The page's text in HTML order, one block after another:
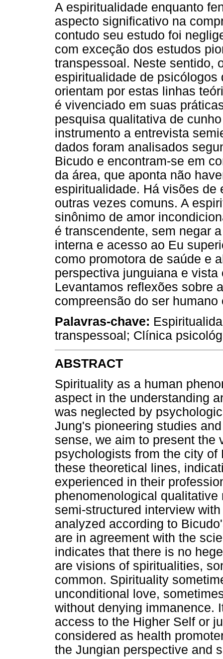
A espiritualidade enquanto
aspecto significativo na
contudo seu estudo foi
com exceção dos estudos
transpessoal. Neste sentido,
espiritualidade de
orientam por estas linhas
é vivenciado em suas
pesquisa qualitativa de
instrumento a entrevista
dados foram analisados
Bicudo e encontram-se em
da área, que aponta não
espiritualidade. Há visões
outras vezes comuns. A
sinônimo de amor
é transcendente, sem negar
interna e acesso ao Eu
como promotora de saúde e
perspectiva junguiana e
Levantamos reflexões sobre
compreensão do ser
Palavras-chave:
transpessoal; Clínica
ABSTRACT
Spirituality as a human
aspect in the understanding
was neglected by
Jung's pioneering studies
sense, we aim to present the
psychologists from the city
these theoretical lines,
experienced in their
phenomenological
semi-structured interview
analyzed according to
are in agreement with the
indicates that there is no
are visions of spiritualities,
common. Spirituality
unconditional love,
without denying immanence.
access to the Higher Self or
considered as health
the Jungian perspective and